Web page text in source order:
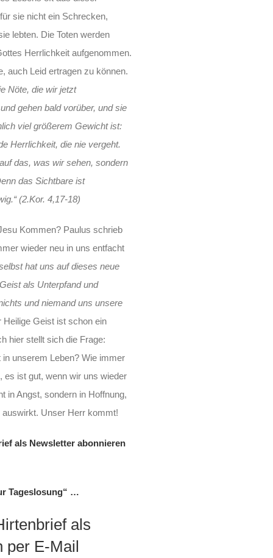
sie nicht ein Schrecken,
lebten. Die Toten werden
Herrlichkeit aufgenommen.
auch Leid ertragen zu können.
Nöte, die wir jetzt
gehen bald vorüber, und sie
viel größerem Gewicht ist:
Herrlichkeit, die nie vergeht.
das, was wir sehen, sondern
das Sichtbare ist
(2.Kor. 4,17-18)
Kommen? Paulus schrieb
wieder neu in uns entfacht
hat uns auf dieses neue
als Unterpfand und
und niemand uns unsere
Geist ist schon ein
hier stellt sich die Frage:
unserem Leben? Wie immer
es ist gut, wenn wir uns wieder
in Angst, sondern in Hoffnung,
Unser Herr kommt!
als Newsletter abonnieren
Tageslosung“ …
als
per E-Mail